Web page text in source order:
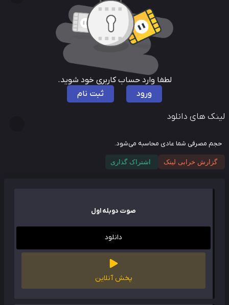
لطفا وارد حساب کاربری خود شوید.
ورود
ثبت نام
های دانلود
مصرفی شما عادی محاسبه می‌شود.
گزارش خرابی لینک اشتراک گذاری
صوت دوبله اول
دانلود
پخش آنلاین